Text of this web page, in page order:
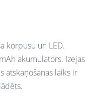
korpusu un LED.
akumulators. Izejas
atskaņošanas laiks ir